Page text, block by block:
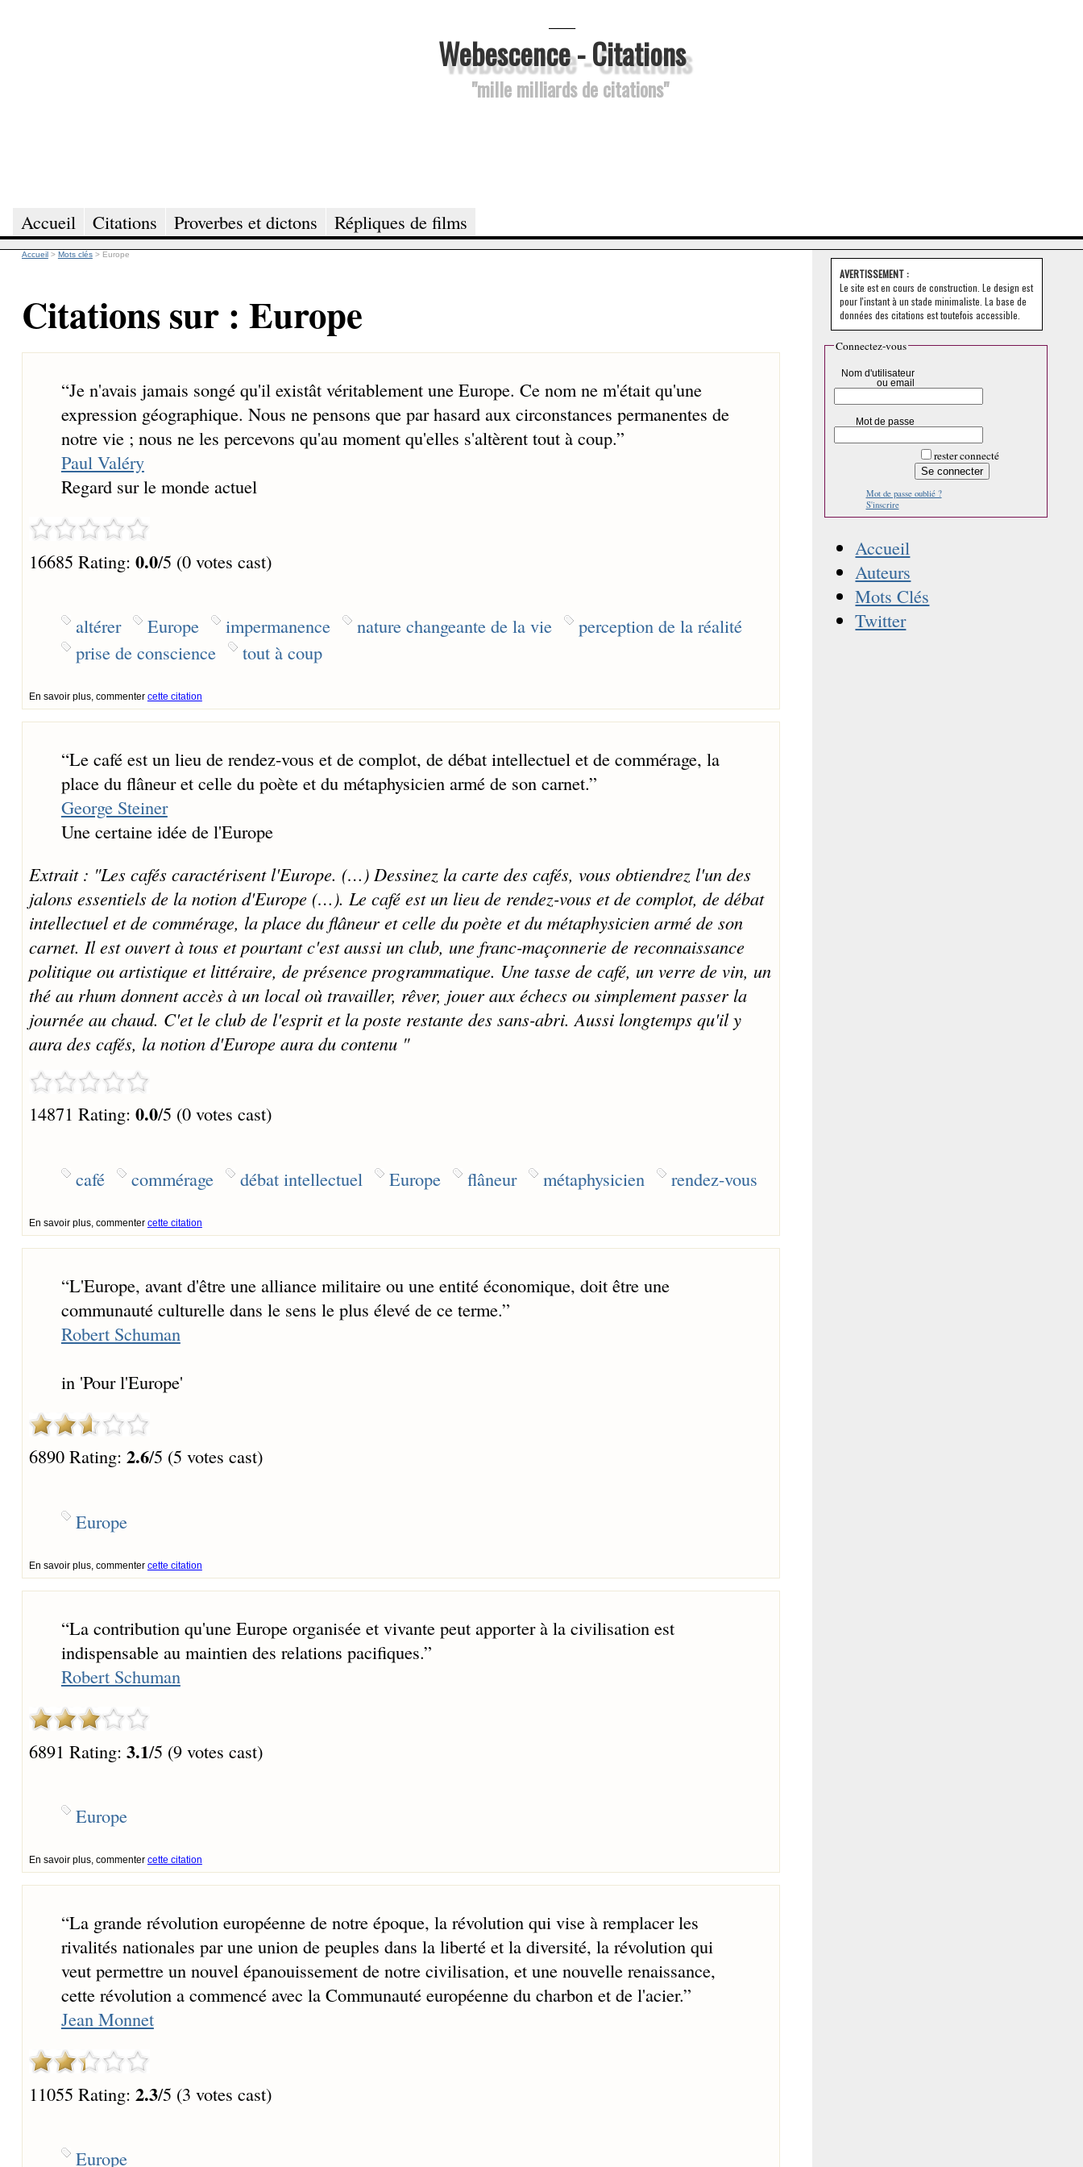
Webescence - Citations
"mille milliards de citations"
Accueil Citations Proverbes et dictons Répliques de films
Accueil > Mots clés > Europe
Citations sur : Europe
“Je n'avais jamais songé qu'il existât véritablement une Europe. Ce nom ne m'était qu'une
expression géographique. Nous ne pensons que par hasard aux circonstances permanentes de
notre vie ; nous ne les percevons qu'au moment qu'elles s'altèrent tout à coup.”
Paul Valéry
Regard sur le monde actuel
16685 Rating: 0.0/5 (0 votes cast)
altérer Europe impermanence nature changeante de la vie
perception de la réalité
prise de conscience
tout à coup
En savoir plus, commenter cette citation
“Le café est un lieu de rendez-vous et de complot, de débat intellectuel et de commérage, la
place du flâneur et celle du poète et du métaphysicien armé de son carnet.”
George Steiner
Une certaine idée de l'Europe
Extrait : "Les cafés caractérisent l'Europe. (…) Dessinez la carte des cafés, vous obtiendrez l'un des
jalons essentiels de la notion d'Europe (…). Le café est un lieu de rendez-vous et de complot, de débat
intellectuel et de commérage, la place du flâneur et celle du poète et du métaphysicien armé de son
carnet. Il est ouvert à tous et pourtant c'est aussi un club, une franc-maçonnerie de reconnaissance
politique ou artistique et littéraire, de présence programmatique. Une tasse de café, un verre de vin, un
thé au rhum donnent accès à un local où travailler, rêver, jouer aux échecs ou simplement passer la
journée au chaud. C'et le club de l'esprit et la poste restante des sans-abri. Aussi longtemps qu'il y
aura des cafés, la notion d'Europe aura du contenu "
14871 Rating: 0.0/5 (0 votes cast)
café commérage débat intellectuel Europe flâneur métaphysicien rendez-vous
En savoir plus, commenter cette citation
“L'Europe, avant d'être une alliance militaire ou une entité économique, doit être une
communauté culturelle dans le sens le plus élevé de ce terme.”
Robert Schuman
in 'Pour l'Europe'
6890 Rating: 2.6/5 (5 votes cast)
Europe
En savoir plus, commenter cette citation
“La contribution qu'une Europe organisée et vivante peut apporter à la civilisation est
indispensable au maintien des relations pacifiques.”
Robert Schuman
6891 Rating: 3.1/5 (9 votes cast)
Europe
En savoir plus, commenter cette citation
“La grande révolution européenne de notre époque, la révolution qui vise à remplacer les
rivalités nationales par une union de peuples dans la liberté et la diversité, la révolution qui
veut permettre un nouvel épanouissement de notre civilisation, et une nouvelle renaissance,
cette révolution a commencé avec la Communauté européenne du charbon et de l'acier.”
Jean Monnet
11055 Rating: 2.3/5 (3 votes cast)
Europe
AVERTISSEMENT :
Le site est en cours de construction. Le design est
pour l'instant à un stade minimaliste. La base de
données des citations est toutefois accessible.
Connectez-vous
Nom d'utilisateur
ou email
Mot de passe
rester connecté
Mot de passe oublié ?
S'inscrire
Accueil
Auteurs
Mots Clés
Twitter